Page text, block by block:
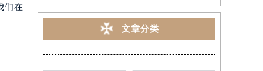
们在
文章分类